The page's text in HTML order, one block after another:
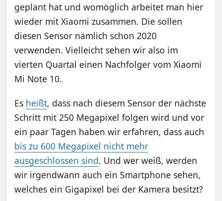
geplant hat und womöglich arbeitet man hier
wieder mit Xiaomi zusammen. Die sollen
diesen Sensor nämlich schon 2020
verwenden. Vielleicht sehen wir also im
vierten Quartal einen Nachfolger vom Xiaomi
Mi Note 10.
Es heißt, dass nach diesem Sensor der nächste
Schritt mit 250 Megapixel folgen wird und vor
ein paar Tagen haben wir erfahren, dass auch
bis zu 600 Megapixel nicht mehr
ausgeschlossen sind. Und wer weiß, werden
wir irgendwann auch ein Smartphone sehen,
welches ein Gigapixel bei der Kamera besitzt?